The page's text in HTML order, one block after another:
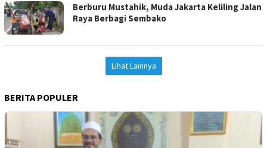
Berburu Mustahik, Muda Jakarta Keliling Jalan
Raya Berbagi Sembako
Lihat Lainnya
BERITA POPULER